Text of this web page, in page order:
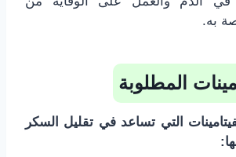
به.
المطلوبة
التي تساعد في تقليل السكر